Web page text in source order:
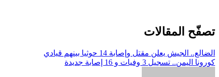
تصفّح المقالات
الضالع.. الجيش يعلن مقتل وإصابة 14 حوثيا بينهم قيادي
كورونا اليمن.. تسجيل 3 وفيات و 16 إصابة جديدة